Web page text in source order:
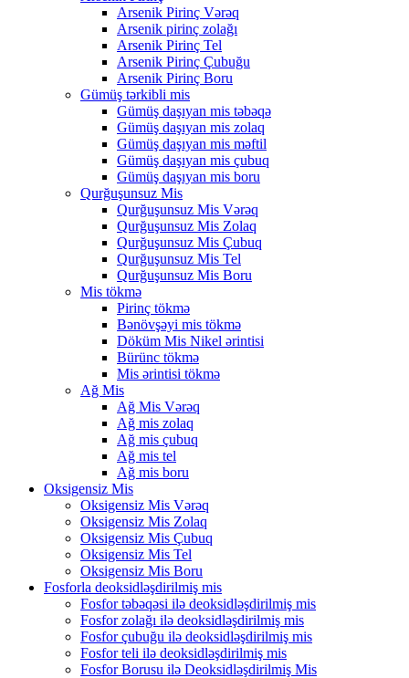
Arsenik Pirinç Vərəq
Arsenik pirinç zolağı
Arsenik Pirinç Tel
Arsenik Pirinç Çubuğu
Arsenik Pirinç Boru
Gümüş tərkibli mis
Gümüş daşıyan mis təbəqə
Gümüş daşıyan mis zolaq
Gümüş daşıyan mis məftil
Gümüş daşıyan mis çubuq
Gümüş daşıyan mis boru
Qurğuşunsuz Mis
Qurğuşunsuz Mis Vərəq
Qurğuşunsuz Mis Zolaq
Qurğuşunsuz Mis Çubuq
Qurğuşunsuz Mis Tel
Qurğuşunsuz Mis Boru
Mis tökmə
Pirinç tökmə
Bənövşəyi mis tökmə
Döküm Mis Nikel ərintisi
Bürünc tökmə
Mis ərintisi tökmə
Ağ Mis
Ağ Mis Vərəq
Ağ mis zolaq
Ağ mis çubuq
Ağ mis tel
Ağ mis boru
Oksigensiz Mis
Oksigensiz Mis Vərəq
Oksigensiz Mis Zolaq
Oksigensiz Mis Çubuq
Oksigensiz Mis Tel
Oksigensiz Mis Boru
Fosforla deoksidləşdirilmiş mis
Fosfor təbəqəsi ilə deoksidləşdirilmiş mis
Fosfor zolağı ilə deoksidləşdirilmiş mis
Fosfor çubuğu ilə deoksidləşdirilmiş mis
Fosfor teli ilə deoksidləşdirilmiş mis
Fosfor Borusu ilə Deoksidləşdirilmiş Mis